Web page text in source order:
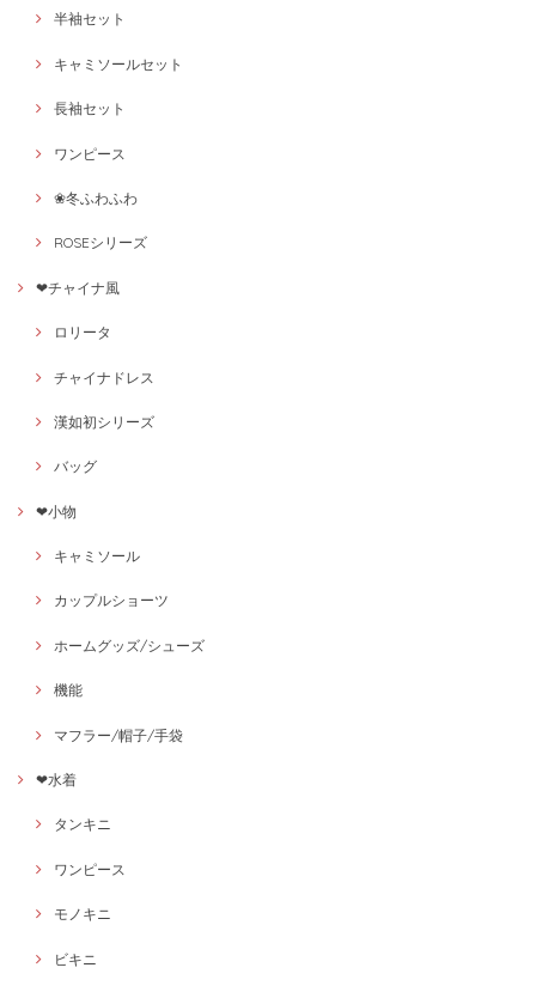
半袖セット
キャミソールセット
長袖セット
ワンピース
❀冬ふわふわ
ROSEシリーズ
❤チャイナ風
ロリータ
チャイナドレス
漢如初シリーズ
バッグ
❤小物
キャミソール
カップルショーツ
ホームグッズ/シューズ
機能
マフラー/帽子/手袋
❤水着
タンキニ
ワンピース
モノキニ
ビキニ